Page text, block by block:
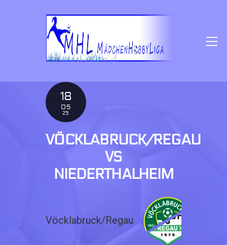
18
05
25
VÖCKLABRUCK/REGAU
VS
NIEDERTHALHEIM
Vöcklabruck/Regau